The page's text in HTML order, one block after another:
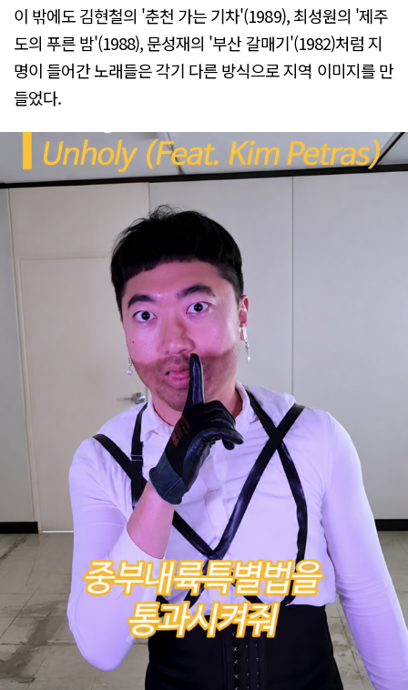
이 밖에도 김현철의 '춘천 가는 기차'(1989), 최성원의 '제주
도의 푸른 밤'(1988), 문성재의 '부산 갈매기'(1982)처럼 지
명이 들어간 노래들은 각기 다른 방식으로 지역 이미지를 만
들었다.